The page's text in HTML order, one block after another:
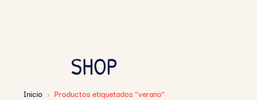
SHOP
Inicio Productos etiquetados “verano”